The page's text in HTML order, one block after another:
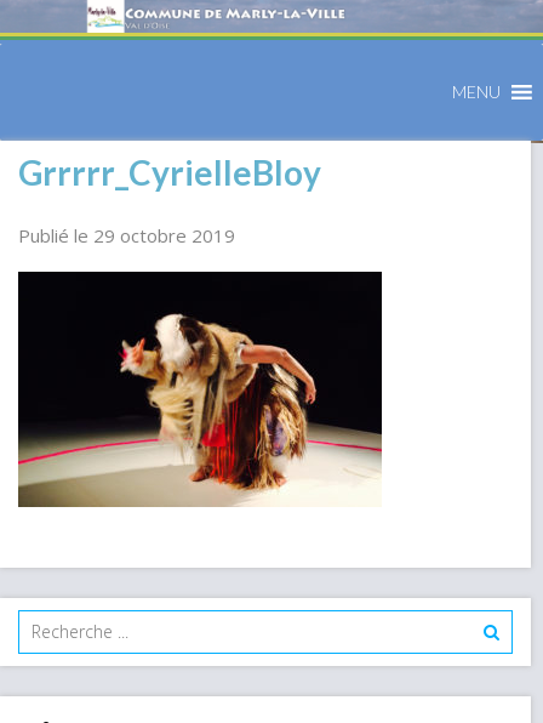
MENU
Grrrrr_CyrielleBloy
Publié le 29 octobre 2019